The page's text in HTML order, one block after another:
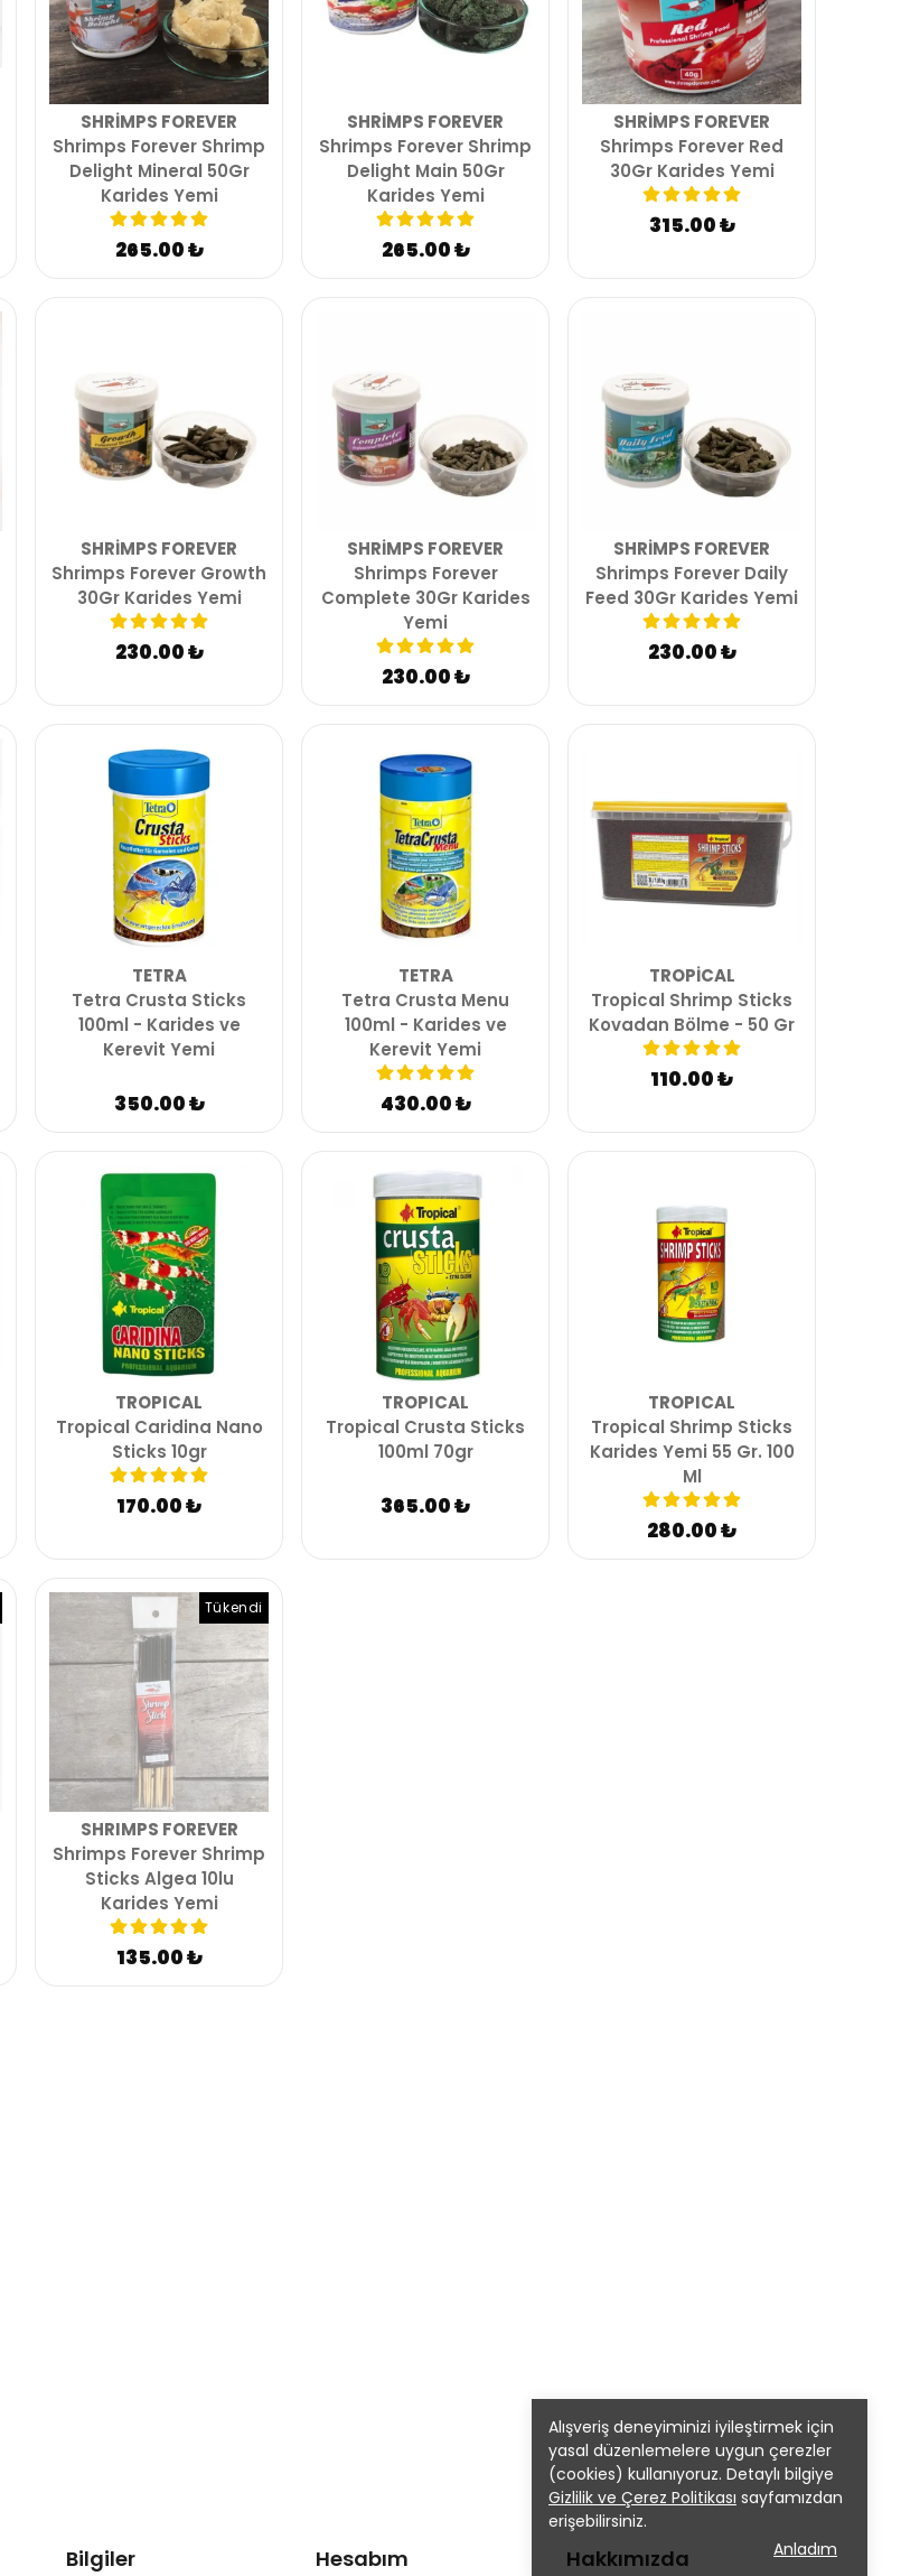
Alışveriş deneyiminizi iyileştirmek için
yasal düzenlemelere uygun çerezler
(cookies) kullanıyoruz. Detaylı bilgiye
Gizlilik ve Çerez Politikası sayfamızdan
erişebilirsiniz.
Anladım
SHRIMPS FOREVER
Shrimps Forever Shrimp
Delight Mineral 50Gr
Karides Yemi
265.00 ₺
SHRIMPS FOREVER
Shrimps Forever Shrimp
Delight Main 50Gr
Karides Yemi
265.00 ₺
SHRIMPS FOREVER
Shrimps Forever Red
30Gr Karides Yemi
315.00 ₺
SHRIMPS FOREVER
Shrimps Forever Growth
30Gr Karides Yemi
230.00 ₺
SHRIMPS FOREVER
Shrimps Forever
Complete 30Gr Karides
Yemi
230.00 ₺
SHRIMPS FOREVER
Shrimps Forever Daily
Feed 30Gr Karides Yemi
230.00 ₺
TETRA
Tetra Crusta Sticks
100ml - Karides ve
Kerevit Yemi
350.00 ₺
TETRA
Tetra Crusta Menu
100ml - Karides ve
Kerevit Yemi
430.00 ₺
TROPICAL
Tropical Shrimp Sticks
Kovadan Bölme - 50 Gr
110.00 ₺
TROPICAL
Tropical Caridina Nano
Sticks 10gr
170.00 ₺
TROPICAL
Tropical Crusta Sticks
100ml 70gr
365.00 ₺
TROPICAL
Tropical Shrimp Sticks
Karides Yemi 55 Gr. 100
Ml
280.00 ₺
Tükendi
SHRIMPS FOREVER
Shrimps Forever Shrimp
Sticks Algea 10lu
Karides Yemi
135.00 ₺
Bilgiler Hesabım Hakkımızda